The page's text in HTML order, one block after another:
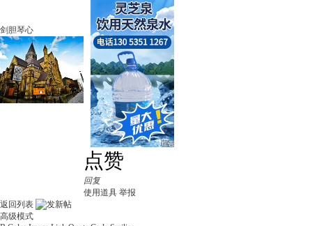
剑胆琴心
点赞
回复
使用道具 举报
返回列表
高级模式